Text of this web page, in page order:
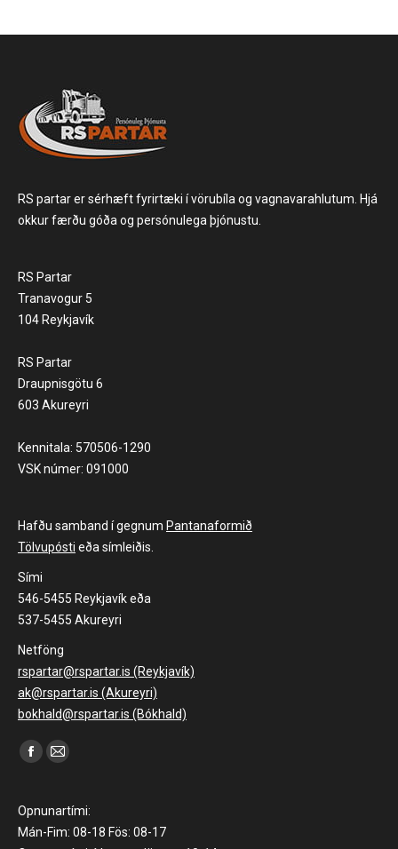
RS partar er sérhæft fyrirtæki í vörubíla og vagnavarahlutum. Hjá
okkur færðu góða og persónulega þjónustu.
RS Partar
Tranavogur 5
104 Reykjavík
RS Partar
Draupnisgötu 6
603 Akureyri
Kennitala: 570506-1290
VSK númer: 091000
Hafðu samband í gegnum Pantanaformið
Tölvupósti eða símleiðis.
Sími
546-5455 Reykjavík eða
537-5455 Akureyri
Netföng
rspartar@rspartar.is (Reykjavík)
ak@rspartar.is (Akureyri)
bokhald@rspartar.is (Bókhald)
Find us on:
Facebook
opens
in
Mail
opens
in
Opnunartími:
Mán-Fim: 08-18 Fös: 08-17